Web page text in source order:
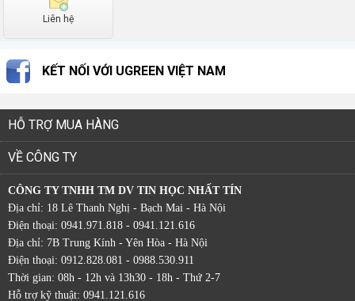
Liên hệ
KẾT NỐI VỚI UGREEN VIỆT NAM
HỖ TRỢ MUA HÀNG
VỀ CÔNG TY
CÔNG TY TNHH TM DV TIN HỌC NHẤT TÍN
Địa chỉ: 18 Lê Thanh Nghị - Bạch Mai - Hà Nội
Điện thoại: 0941.971.818 - 0941.121.616
Địa chỉ: 7B Trung Kính - Yên Hòa - Hà Nội
Điện thoại: 0912.828.081 - 0988.530.911
Thời gian: 08h - 12h và 13h30 - 18h - Thứ 2-7
Hỗ trợ kỹ thuật: 0941.121.616